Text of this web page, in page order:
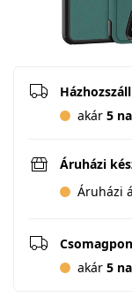
akár 5
Áruházi
Áruházi
akár 5